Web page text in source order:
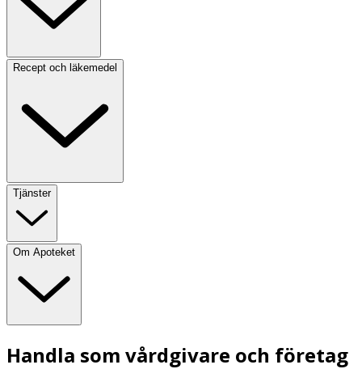
Recept och läkemedel
Tjänster
Om Apoteket
Handla som vårdgivare och företag